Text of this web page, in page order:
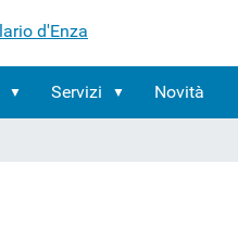
Servizi Novità